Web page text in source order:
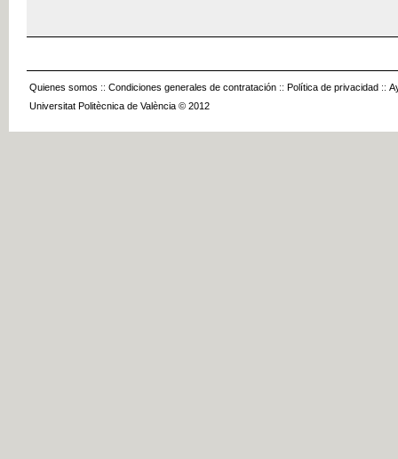
Quienes somos :: Condiciones generales de contratación :: Política de privacidad ::
Universitat Politècnica de València © 2012